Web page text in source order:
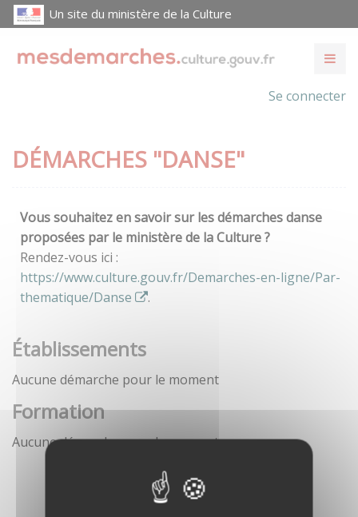
Un site du ministère de la Culture
Se connecter
DÉMARCHES "DANSE"
Vous souhaitez en savoir sur les démarches danse
proposées par le ministère de la Culture ?
Rendez-vous ici :
https://www.culture.gouv.fr/Demarches-en-ligne/Par-
thematique/Danse
.
Établissements
Aucune démarche pour le moment
Formation
Aucune démarche pour le moment